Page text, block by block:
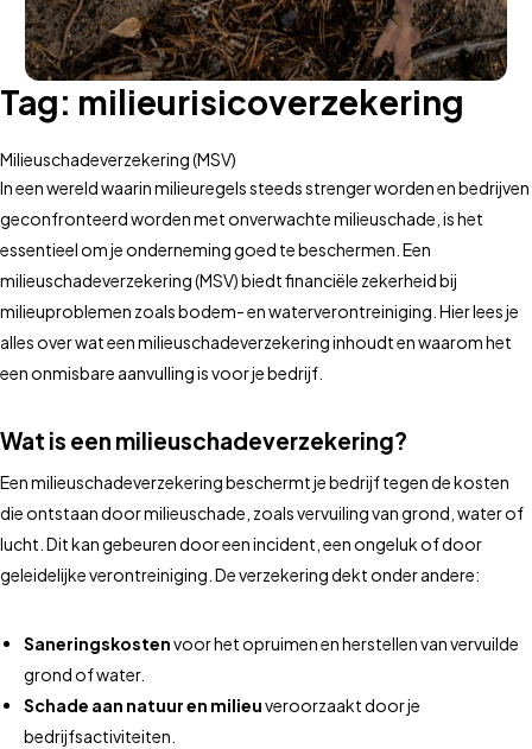
Tag: milieurisicoverzekering
Milieuschadeverzekering (MSV)
In een wereld waarin milieuregels steeds strenger worden en bedrijven
geconfronteerd worden met onverwachte milieuschade, is het
essentieel om je onderneming goed te beschermen. Een
milieuschadeverzekering (MSV) biedt financiële zekerheid bij
milieuproblemen zoals bodem- en waterverontreiniging. Hier lees je
alles over wat een milieuschadeverzekering inhoudt en waarom het
een onmisbare aanvulling is voor je bedrijf.
Wat is een milieuschadeverzekering?
Een milieuschadeverzekering beschermt je bedrijf tegen de kosten
die ontstaan door milieuschade, zoals vervuiling van grond, water of
lucht. Dit kan gebeuren door een incident, een ongeluk of door
geleidelijke verontreiniging. De verzekering dekt onder andere:
Saneringskostenvoor het opruimen en herstellen van vervuilde
grond of water.
Schade aan natuur en milieuveroorzaakt door je
bedrijfsactiviteiten.